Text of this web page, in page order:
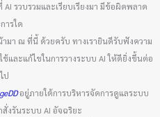
รวบรวมและเรียบเรียงมา มีข้อผิดพลาด
ารใด
มา ณ ที่นี้ ด้วยครับ ทางเรายินดีรับฟังความ
และแก้ไขในการวางระบบ AI ให้ดียิ่งขึ้นต่อ
ไป
อยู่ภายใต้การบริหารจัดการดูแลระบบ
งรันระบบ AI อัจฉริยะ